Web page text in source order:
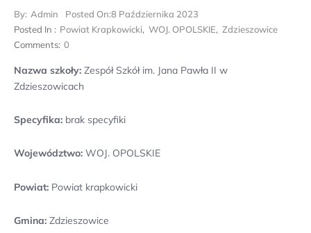
By: Admin Posted On:8 Października 2023
Posted In : Powiat Krapkowicki, WOJ. OPOLSKIE, Zdzieszowice
Comments: 0
Nazwa szkoły: Zespół Szkół im. Jana Pawła II w
Zdzieszowicach
Specyfika: brak specyfiki
Województwo: WOJ. OPOLSKIE
Powiat: Powiat krapkowicki
Gmina: Zdzieszowice